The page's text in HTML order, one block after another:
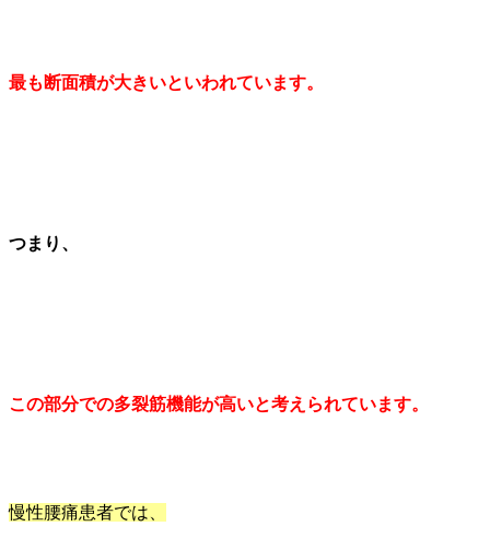
最も断面積が大きいといわれています。
つまり、
この部分での多裂筋機能が高いと考えられています。
慢性腰痛患者では、